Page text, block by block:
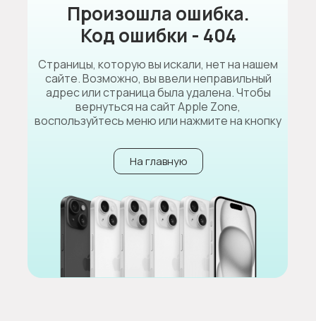
Произошла ошибка.
Код ошибки - 404
Страницы, которую вы искали, нет на нашем
сайте. Возможно, вы ввели неправильный
адрес или страница была удалена. Чтобы
вернуться на сайт Apple Zone,
воспользуйтесь меню или нажмите на кнопку
На главную